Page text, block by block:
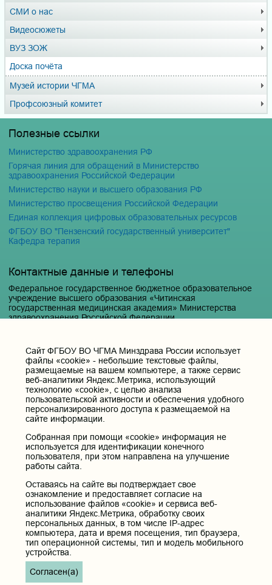
СМИ о нас
Видеосюжеты
ВУЗ ЗОЖ
Доска почёта
Музей истории ЧГМА
Профсоюзный комитет
Полезные ссылки
Министерство здравоохранения РФ
Горячая линия для обращений в Министерство
здравоохранения Российской Федерации
Министерство науки и высшего образования РФ
Министерство просвещения Российской Федерации
Единая коллекция цифровых образовательных ресурсов
ФГБОУ ВО "Пензенский государственный университет"
Кафедра терапия
Контактные данные и телефоны
Федеральное государственное бюджетное образовательное
учреждение высшего образования «Читинская
государственная медицинская академия» Министерства
здравоохранения Российской Федерации
Горького, д. 39 «а».
Телефон приёмной ректора:
8 (3022) 35-43-24
Электронная почта:
pochta@chitgma.ru
Официальная группа «ВКонтакте»:
https://vk.com/news_chgma
Официальный канал «Телеграмм»:
https://t.me/chgma75
Официальный канал «МАХ»:
https://max.ru/id7536010483_gos
Вход
Cайт ФГБОУ ВО ЧГМА Минздрава России использует
файлы «cookie» - небольшие текстовые файлы,
размещаемые на вашем компьютере, а также сервис
веб-аналитики Яндекс.Метрика, использующий
технологию «cookie», с целью анализа
пользовательской активности и обеспечения удобного
персонализированного доступа к размещаемой на
сайте информации.
Собранная при помощи «cookie» информация не
используется для идентификации конечного
пользователя, при этом направлена на улучшение
работы сайта.
Оставаясь на сайте вы подтверждает свое
ознакомление и предоставляет согласие на
использование файлов «cookie» и сервиса веб-
аналитики Яндекс.Метрика, обработку своих
персональных данных, в том числе IP-адрес
компьютера, дата и время посещения, тип браузера,
тип операционной системы, тип и модель мобильного
устройства.
Согласен(а)